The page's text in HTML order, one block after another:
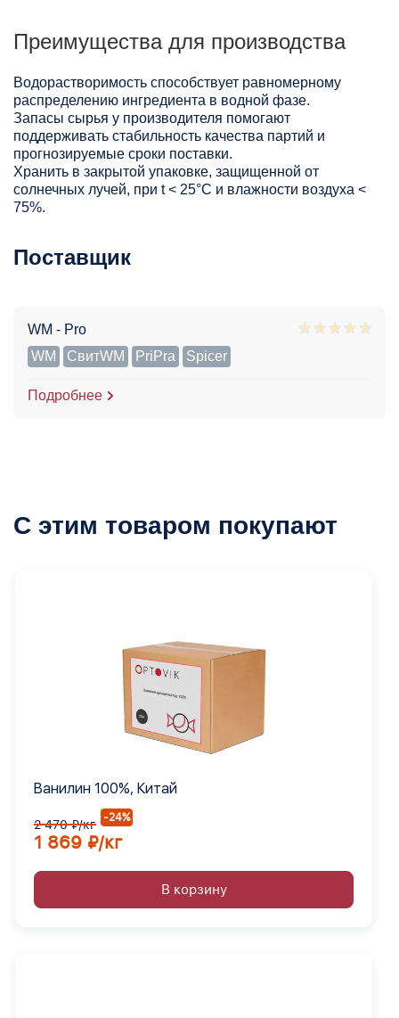
Преимущества для производства
Водорастворимость способствует равномерному
распределению ингредиента в водной фазе.
Запасы сырья у производителя помогают
поддерживать стабильность качества партий и
прогнозируемые сроки поставки.
Хранить в закрытой упаковке, защищенной от
солнечных лучей, при t < 25°С и влажности воздуха <
75%.
Поставщик
WM - Pro
WM
СвитWM PriPra Spicer
Подробнее
С этим товаром покупают
Ванилин 100%, Китай
2 470 ₽/кг -24%
1 869 ₽/кг
В корзину